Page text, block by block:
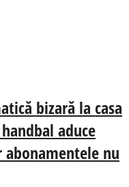
bizară la casa
aduce
nu